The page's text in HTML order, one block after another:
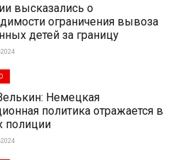
высказались о
ограничения вывоза
детей за границу
2024
Немецкая
политика отражается в
полиции
2024